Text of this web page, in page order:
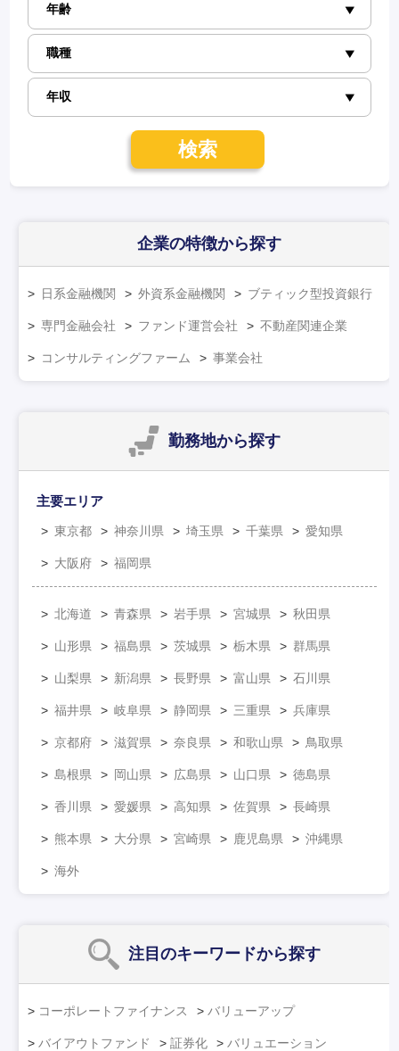
検索
企業の特徴から探す
日系金融機関 外資系金融機関 ブティック型投資銀行
専門金融会社 ファンド運営会社 不動産関連企業
コンサルティングファーム 事業会社
勤務地から探す
主要エリア
東京都 神奈川県 埼玉県 千葉県 愛知県
大阪府 福岡県
北海道 青森県 岩手県 宮城県 秋田県
山形県 福島県 茨城県 栃木県 群馬県
山梨県 新潟県 長野県 富山県 石川県
福井県 岐阜県 静岡県 三重県 兵庫県
京都府 滋賀県 奈良県 和歌山県 鳥取県
島根県 岡山県 広島県 山口県 徳島県
香川県 愛媛県 高知県 佐賀県 長崎県
熊本県 大分県 宮崎県 鹿児島県 沖縄県
海外
注目のキーワードから探す
コーポレートファイナンス バリューアップ
バイアウトファンド 証券化 バリュエーション